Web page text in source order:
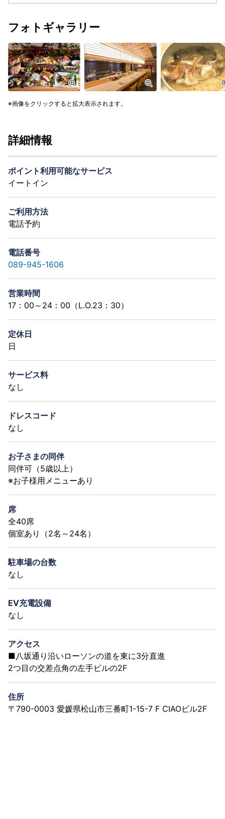
フォトギャラリー
画像をクリックすると拡大表示されます。
詳細情報
ポイント利用可能なサービス
イートイン
ご利用方法
電話予約
電話番号
089-945-1606
営業時間
17：00～24：00（L.O.23：30）
定休日
日
サービス料
なし
ドレスコード
なし
お子さまの同伴
同伴可（5歳以上）
※お子様用メニューあり
席
全40席
個室あり（2名～24名）
駐車場の台数
なし
EV充電設備
なし
アクセス
■八坂通り沿いローソンの道を東に3分直進
2つ目の交差点角の左手ビルの2F
住所
〒790-0003 愛媛県松山市三番町1-15-7 F CIAOビル2F